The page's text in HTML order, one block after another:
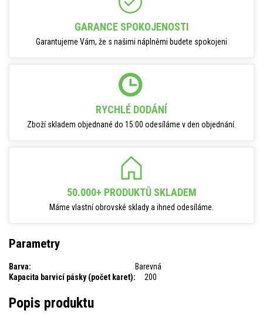
GARANCE SPOKOJENOSTI
Garantujeme Vám, že s našimi náplněmi budete spokojeni
RYCHLÉ DODÁNÍ
Zboží skladem objednané do 15:00 odesíláme v den objednání.
50.000+ PRODUKTŮ SKLADEM
Máme vlastní obrovské sklady a ihned odesíláme.
Parametry
Barva:
Barevná
Kapacita barvicí pásky (počet karet):
200
Popis produktu